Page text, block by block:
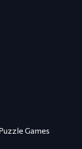
Games